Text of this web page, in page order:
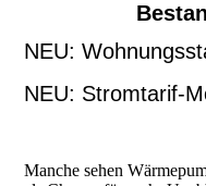
NEU:
NEU: Stromtarif-
Manche sehen